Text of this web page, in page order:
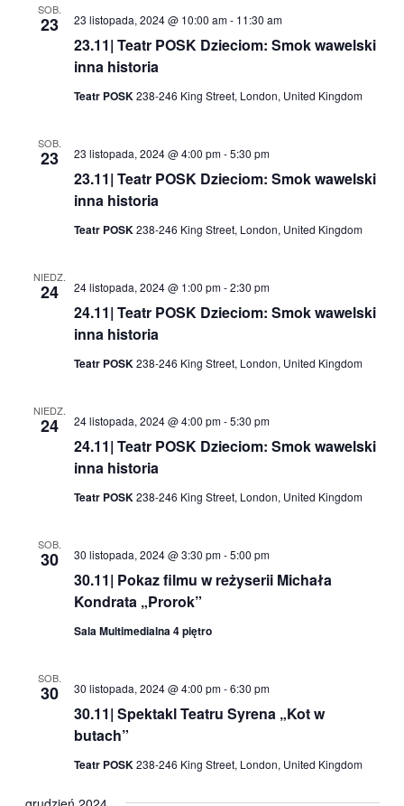
SOB.
23
23.11| Teatr POSK Dzieciom: Smok wawelski
inna historia
23 listopada, 2024 @ 10:00 am- 11:30 am
Teatr POSK238-246 King Street, London, United Kingdom
SOB.
23
23.11| Teatr POSK Dzieciom: Smok wawelski
inna historia
23 listopada, 2024 @ 4:00 pm-5:30 pm
Teatr POSK238-246 King Street, London, United Kingdom
NIEDZ.
24
24.11| Teatr POSK Dzieciom: Smok wawelski
inna historia
24 listopada, 2024 @ 1:00 pm-2:30 pm
Teatr POSK238-246 King Street, London, United Kingdom
NIEDZ.
24
24.11| Teatr POSK Dzieciom: Smok wawelski
inna historia
24 listopada, 2024 @ 4:00 pm-5:30 pm
Teatr POSK238-246 King Street, London, United Kingdom
SOB.
30
30.11| Pokaz filmu w reżyserii Michała
Kondrata „Prorok”
30 listopada, 2024 @ 3:30 pm-5:00 pm
Sala Multimedialna 4 piętro
SOB.
30
30.11| Spektakl Teatru Syrena „Kot w
butach”
30 listopada, 2024 @ 4:00 pm-6:30 pm
Teatr POSK238-246 King Street, London, United Kingdom